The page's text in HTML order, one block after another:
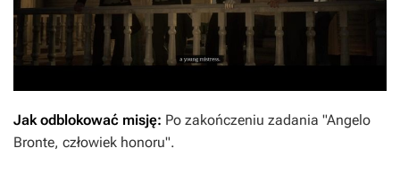
Jak odblokować misję: Po zakończeniu zadania "Angelo
Bronte, człowiek honoru".